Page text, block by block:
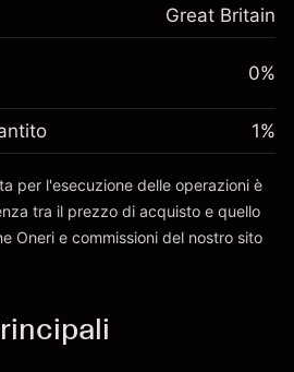
a leva
overnight
della
-0.000646
(-£0.03)
a leva
Great Britain
0%
1%
per l'esecuzione delle operazioni è
tra il prezzo di acquisto e quello
Oneri e commissioni del nostro sito